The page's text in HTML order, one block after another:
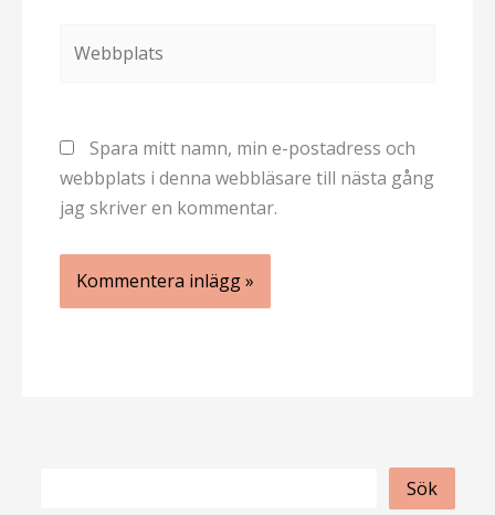
Spara mitt namn, min e-postadress och
webbplats i denna webbläsare till nästa gång
jag skriver en kommentar.
Sök